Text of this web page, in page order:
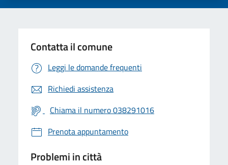
Contatta il comune
Leggi le domande frequenti
Richiedi assistenza
Chiama il numero 038291016
Prenota appuntamento
Problemi in città